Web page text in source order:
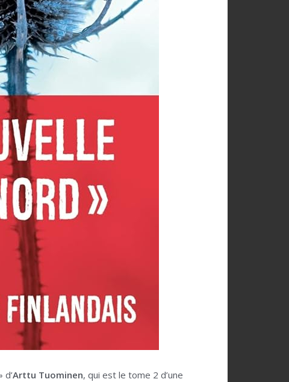
d’Arttu Tuominen, qui est le tome 2 d’une